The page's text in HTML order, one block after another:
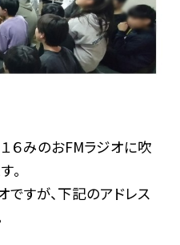
１６みのおFMラジオに吹
。
ですが、下記のアドレス